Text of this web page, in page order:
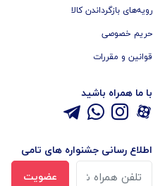
رویه‌های بازگرداندن کالا
حریم خصوصی
قوانین و مقررات
با ما همراه باشید
اطلاع رسانی جشنواره های تامی
عضویت